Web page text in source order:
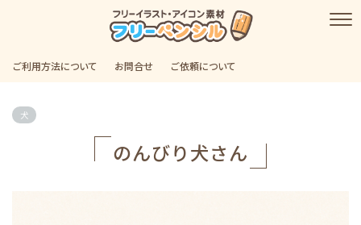
ご利用方法について お問合せ ご依頼について
犬
のんびり犬さん